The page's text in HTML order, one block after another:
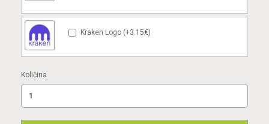
Kraken Logo (+3.15€)
Količina